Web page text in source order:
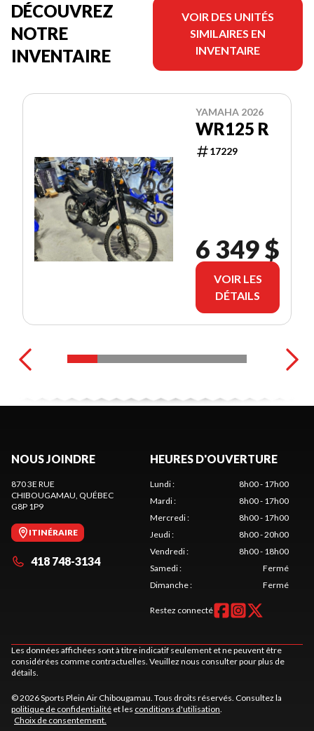
DÉCOUVREZ
NOTRE
INVENTAIRE
VOIR DES UNITÉS
SIMILAIRES EN
INVENTAIRE
YAMAHA 2026
WR125 R
17229
6 349 $
VOIR LES
DÉTAILS
NOUS JOINDRE
870 3E RUE
CHIBOUGAMAU, QUÉBEC
G8P 1P9
ITINÉRAIRE
418 748-3134
HEURES D'OUVERTURE
Lundi:
8h00 - 17h00
Mardi:
8h00 - 17h00
Mercredi:
8h00 - 17h00
Jeudi:
8h00 - 20h00
Vendredi:
8h00 - 18h00
Samedi:
Fermé
Dimanche: Fermé
Restez connecté
Les données affichées sont à titre indicatif seulement et ne peuvent être
considérées comme contractuelles. Veuillez nous consulter pour plus de
détails.
© 2026 Sports Plein Air Chibougamau. Tous droits réservés. Consultez la
politique de confidentialité et les conditions d'utilisation.
Choix de consentement.